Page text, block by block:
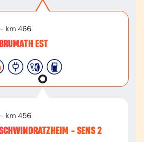
- km 466
EST
- km 456
- SENS 2